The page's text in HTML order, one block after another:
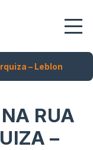
– Leblon
RUA
–